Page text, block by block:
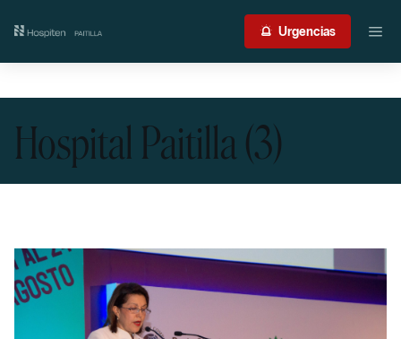
Urgencias
Atención médica
Contacto
Acceso profesionales
Hospital Paitilla (3)